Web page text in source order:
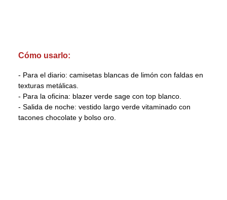
Cómo usarlo:
- Para el diario: camisetas blancas de limón con faldas en
texturas metálicas.
- Para la oficina: blazer verde sage con top blanco.
- Salida de noche: vestido largo verde vitaminado con
tacones chocolate y bolso oro.